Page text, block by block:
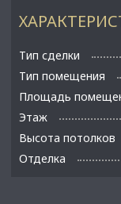
Тип сделки
Тип помещения
Площадь
Этаж
Высота потолков
Отделка